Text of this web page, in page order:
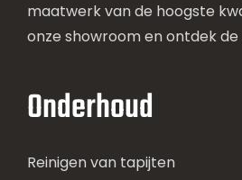
maatwerk van de hoogste
onze showroom en ontdek
Onderhoud
Reinigen van tapijten